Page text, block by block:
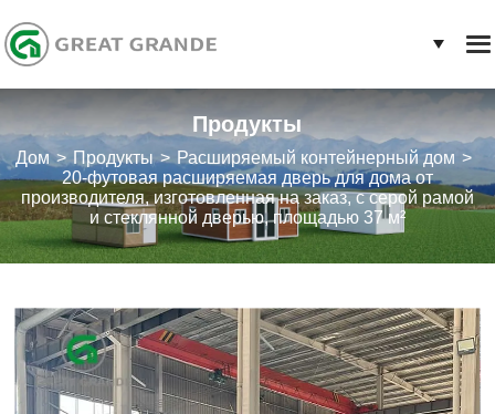
Продукты
Дом Продукты
Расширяемый контейнерный дом
20-футовая расширяемая дверь для дома от
производителя, изготовленная на заказ, с серой рамой
и стеклянной дверью, площадью 37 м²